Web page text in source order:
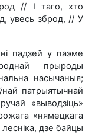
// I таго, хто
увесь зброд, // У
падзей у паэме
прыроды
насычаныя;
патрыятычнай
«выводзіць»
«нямецкага
дзе байцы